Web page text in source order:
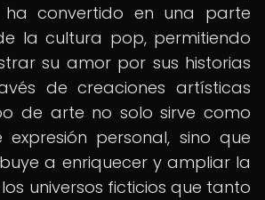
convertido en una parte
la cultura pop, permitiendo
su amor por sus historias
de creaciones artísticas
de arte no solo sirve como
personal, sino que
a enriquecer y ampliar la
universos ficticios que tanto